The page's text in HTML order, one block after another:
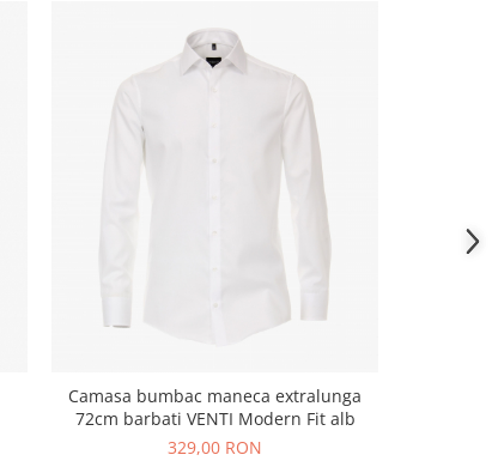
Camasa bumbac maneca extralunga
72cm barbati VENTI Modern Fit alb
329,00 RON